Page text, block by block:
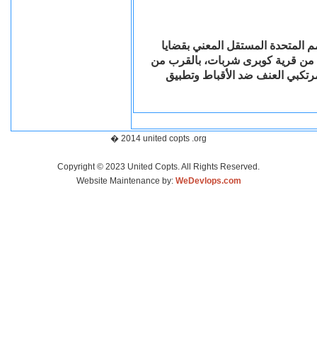
المتحدة المستقل المعني بقضايا
من قرية كوبرى شربات، بالقرب من
العنف ضد الأقباط وتطبيق
� 2014 united copts .org
Copyright © 2023 United Copts. All Rights Reserved.
Website Maintenance by: WeDevlops.com